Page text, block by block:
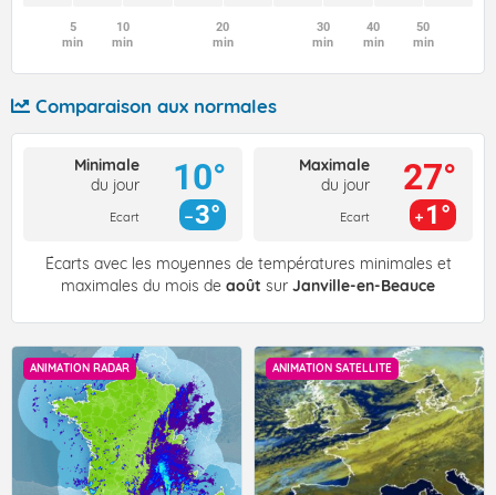
5
min
10
min
20
min
30
min
40
min
50
min
Comparaison aux normales
Minimale
du jour
Ecart
10°
3°
Maximale
du jour
Ecart
27°
1°
Écarts avec les moyennes de températures minimales et
maximales du mois de août sur Janville-en-Beauce
ANIMATION RADAR ANIMATION SATELLITE